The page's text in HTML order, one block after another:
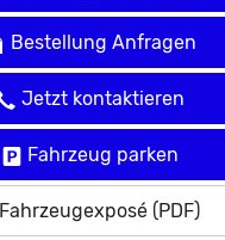
Bestellung Anfragen
Jetzt kontaktieren
Fahrzeug parken
Fahrzeugexposé (PDF)